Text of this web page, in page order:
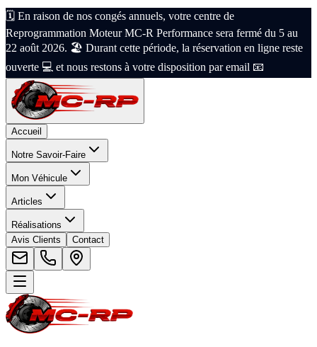
🗓️ En raison de nos congés annuels, votre centre de
Reprogrammation Moteur MC-R Performance sera fermé du 5 au
22 août 2026. 🏖️ Durant cette période, la réservation en ligne reste
ouverte 💻 et nous restons à votre disposition par email 📧
Accueil
Notre Savoir-Faire
Mon Véhicule
Articles
Réalisations
Avis Clients
Contact